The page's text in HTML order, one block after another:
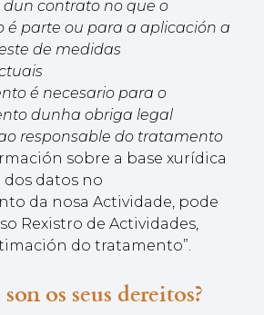
dun contrato no que o
é parte ou para a aplicación a
de medidas
é necesario para o
dunha obriga legal
responsable do tratamento
sobre a base xurídica
datos no
da nosa Actividade, pode
Rexistro de Actividades,
do tratamento”.
os seus dereitos?